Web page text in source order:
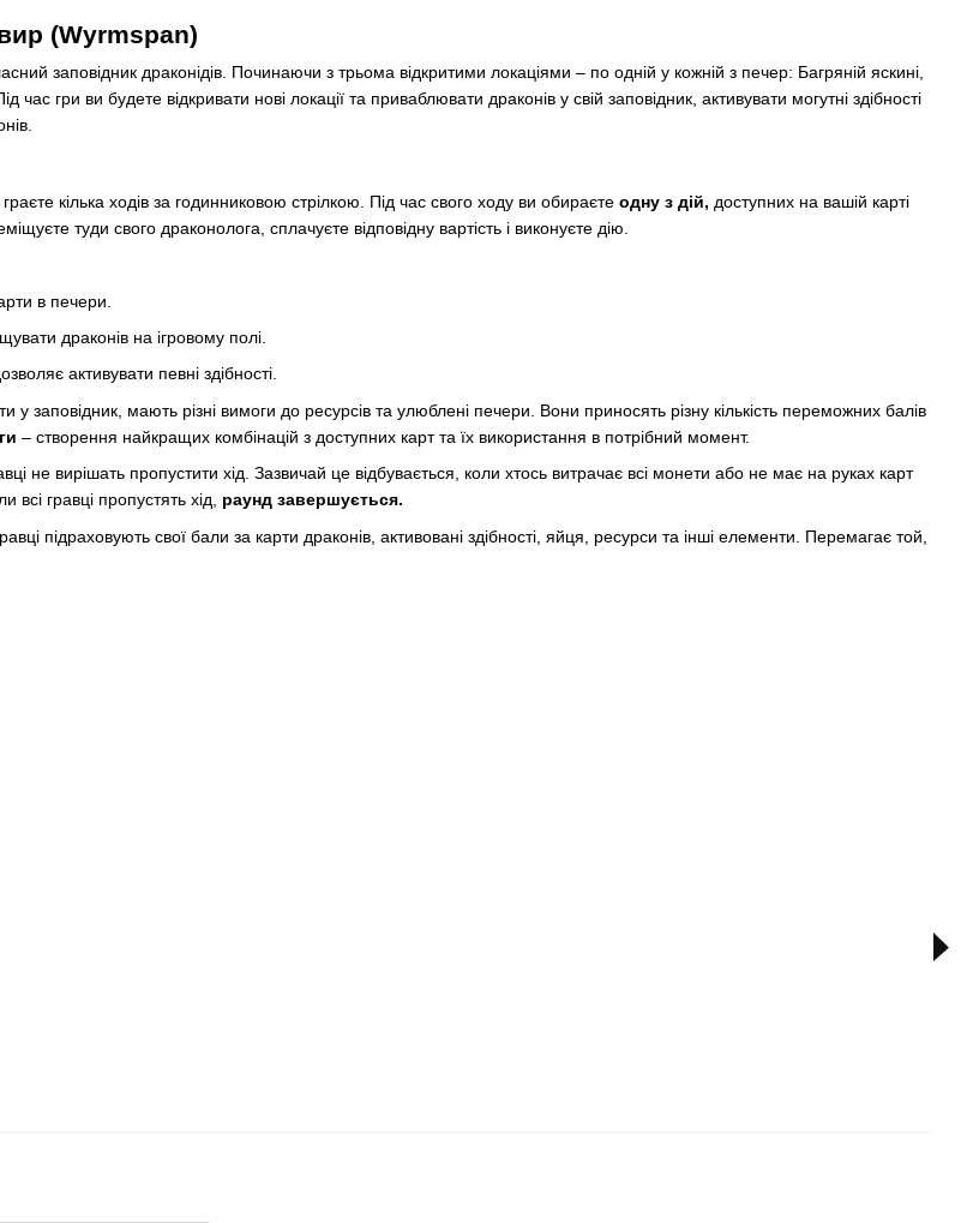
(Wyrmspan)
заповідник драконідів. Починаючи з трьома відкритими локаціями – по одній у кожній з печер: Багряній яскині,
час гри ви будете відкривати нові локації та приваблювати драконів у свій заповідник, активувати могутні здібності
кілька ходів за годинниковою стрілкою. Під час свого ходу ви обираєте одну з дій, доступних на вашій карті
туди свого драконолога, сплачуєте відповідну вартість і виконуєте дію.
в печери.
драконів на ігровому полі.
активувати певні здібності.
у заповідник, мають різні вимоги до ресурсів та улюблені печери. Вони приносять різну кількість переможних балів
– створення найкращих комбінацій з доступних карт та їх використання в потрібний момент.
не вирішать пропустити хід. Зазвичай це відбувається, коли хтось витрачає всі монети або не має на руках карт
всі гравці пропустять хід, раунд завершується.
підраховують свої бали за карти драконів, активовані здібності, яйця, ресурси та інші елементи. Перемагає той,